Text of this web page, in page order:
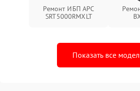
Ремонт ИБП APC
SRT5000RMXLT
Показать все